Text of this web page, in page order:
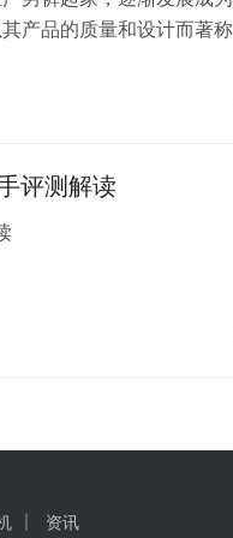
产品的质量和设计而著称
者评价九牧王的衣服质量
评测解读
资讯